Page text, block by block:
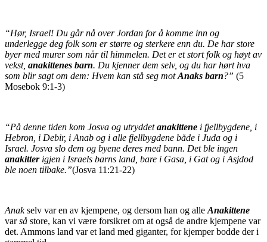
“Hør, Israel! Du går nå over Jordan for å komme inn og
underlegge deg folk som er større og sterkere enn du. De har store
byer med murer som når til himmelen. Det er et stort folk og høyt av
vekst, anakittenes barn. Du kjenner dem selv, og du har hørt hva
som blir sagt om dem: Hvem kan stå seg motAnaks barn?” (5
Mosebok 9:1-3)
“På denne tiden kom Josva og utryddetanakittene i fjellbygdene, i
Hebron, i Debir, i Anab og i alle fjellbygdene både i Juda og i
Israel. Josva slo dem og byene deres med bann. Det ble ingen
anakitterigjen i Israels barns land, bare i Gasa, i Gat og i Asjdod
ble noen tilbake.”(Josva 11:21-22)
Anakselv var en av kjempene, og dersom han og alle Anakittene
varså store, kan vi være forsikret om at også de andre kjempene var
det. Ammons land var et land med giganter, for kjemper bodde der i